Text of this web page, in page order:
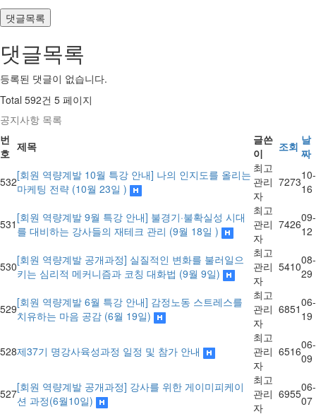
댓글목록
댓글목록
등록된 댓글이 없습니다.
Total 592건 5 페이지
공지사항 목록
번
호 제목
글쓴
이
조회 날
짜
532[회원 역량계발 10월 특강 안내] 나의 인지도를 올리는
마케팅 전략 (10월 23일 )
최고
관리
자
727310-
16
531 [회원 역량계발 9월 특강 안내] 불경기·불확실성 시대
를 대비하는 강사들의 재테크 관리 (9월 18일 )
최고
관리
자
742609-
12
530[회원 역량계발 공개과정] 실질적인 변화를 불러일으
키는 심리적 메커니즘과 코칭 대화법 (9월 9일)
최고
관리
자
541008-
29
529[회원 역량계발 6월 특강 안내] 감정노동 스트레스를
치유하는 마음 공감 (6월 19일)
최고
관리
자
685106-
19
528제37기 명강사육성과정 일정 및 참가 안내
최고
관리
자
651606-
09
527[회원 역량계발 공개과정] 강사를 위한 게이미피케이
션 과정(6월10일)
최고
관리
자
695506-
07